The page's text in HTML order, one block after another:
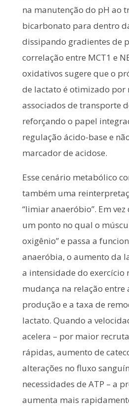
na manutenção do pH ao
bicarbonato para dentro
dissipando gradientes de
correlação entre MCT1 e
oxidativos sugere que o
de lactato é otimizado por
associados de transporte
reforçando o papel
regulação ácido-base e
marcador de acidose.
Esse cenário metabólico
também uma
“limiar anaeróbio”. Em
um ponto no qual o
oxigênio” e passa a
anaeróbia, o aumento da
a intensidade do exercício
mudança na relação entre
produção e a taxa de
lactato. Quando a
acelera – por maior
rápidas, aumento de
alterações no fluxo
necessidades de ATP – a
aumenta mais